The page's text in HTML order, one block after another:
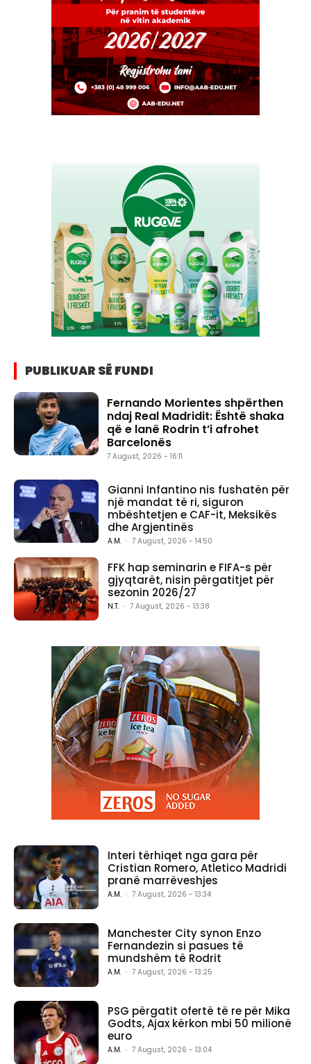
PUBLIKUAR SË FUNDI
Fernando Morientes shpërthen
ndaj Real Madridit: Është shaka
që e lanë Rodrin t’i afrohet
Barcelonës
7 August, 2026 - 16:11
Gianni Infantino nis fushatën për
një mandat të ri, siguron
mbështetjen e CAF-it, Meksikës
dhe Argjentinës
A.M. - 7 August, 2026 - 14:50
FFK hap seminarin e FIFA-s për
gjyqtarët, nisin përgatitjet për
sezonin 2026/27
N.T. - 7 August, 2026 - 13:38
Interi tërhiqet nga gara për
Cristian Romero, Atletico Madridi
pranë marrëveshjes
A.M. - 7 August, 2026 - 13:34
Manchester City synon Enzo
Fernandezin si pasues të
mundshëm të Rodrit
A.M. - 7 August, 2026 - 13:25
PSG përgatit ofertë të re për Mika
Godts, Ajax kërkon mbi 50 milionë
euro
A.M. - 7 August, 2026 - 13:04